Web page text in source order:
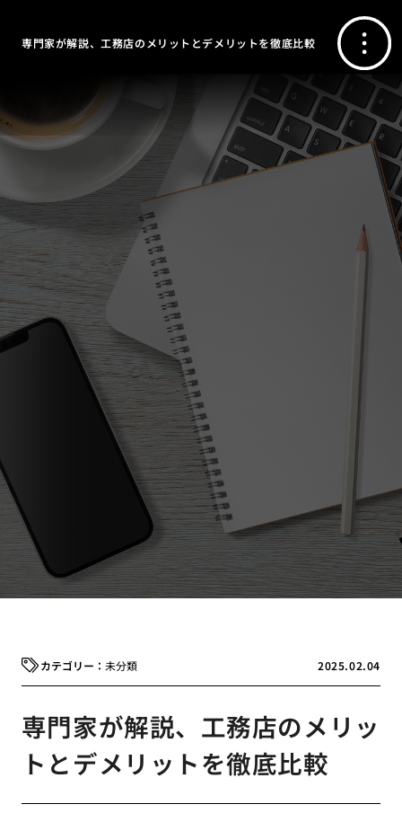
専門家が解説、工務店のメリットとデメリットを徹底比較
2025.02.04
未分類
専門家が解説、工務店のメリッ
トとデメリットを徹底比較